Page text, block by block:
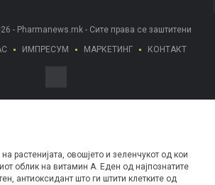
- Pharmanews.mk - Сите права се заштитени
ИМПРЕСУМ МАРКЕТИНГ КОНТАКТ
растенијата, овошјето и зеленчукот од кои
облик на витамин А. Еден од најпознатите
антиоксидант што ги штити клетките од